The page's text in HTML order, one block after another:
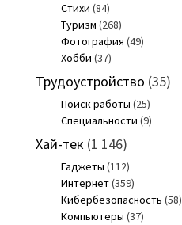
Стихи (84)
Туризм (268)
Фотография (49)
Хобби (37)
Трудоустройство (35)
Поиск работы (25)
Специальности (9)
Хай-тек (1 146)
Гаджеты (112)
Интернет(359)
Кибербезопасность (58)
Компьютеры (37)